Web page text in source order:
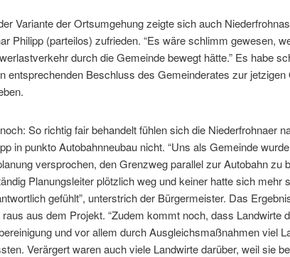
Variante der Ortsumgehung zeigte sich auch
Philipp (parteilos) zufrieden. “Es wäre schlimm gewesen,
durch die Gemeinde bewegt hätte.” Es habe
entsprechenden Beschluss des Gemeinderates zur
So richtig fair behandelt fühlen sich die Niederfrohnaer
in punkto Autobahnneubau nicht. “Uns als Gemeinde
versprochen, den Grenzweg parallel zur Autobahn zu
Planungsleiter plötzlich weg und keiner hatte sich mehr
gefühlt”, unterstrich der Bürgermeister. Das
raus aus dem Projekt. “Zudem kommt noch, dass Landwirte
und vor allem durch Ausgleichsmaßnahmen viel
Verärgert waren auch viele Landwirte darüber, weil sie